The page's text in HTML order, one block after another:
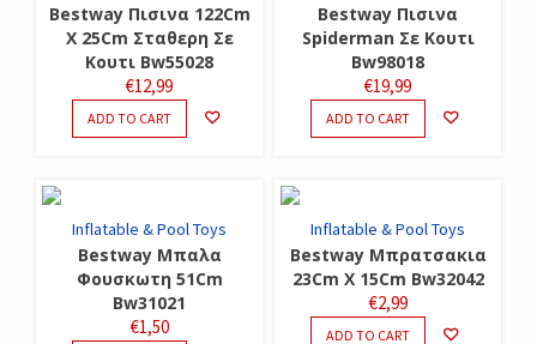
Bestway Πισινα 122Cm
X 25Cm Σταθερη Σε
Κουτι Bw55028
€12,99
ADD TO CART
Bestway Πισινα
Spiderman Σε Κουτι
Bw98018
€19,99
ADD TO CART
Inflatable & Pool Toys
Bestway Μπαλα
Φουσκωτη 51Cm
Bw31021
€1,50
Inflatable & Pool Toys
Bestway Μπρατσακια
23Cm X 15Cm Bw32042
€2,99
ADD TO CART